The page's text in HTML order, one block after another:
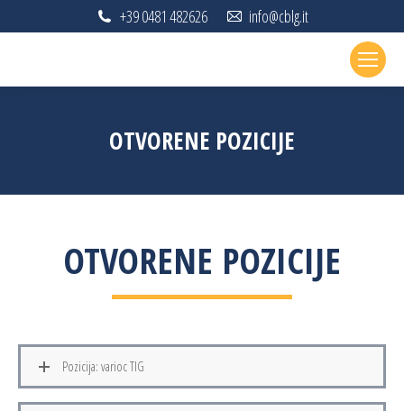
+39 0481 482626 info@cblg.it
OTVORENE POZICIJE
OTVORENE POZICIJE
Pozicija: varioc TIG